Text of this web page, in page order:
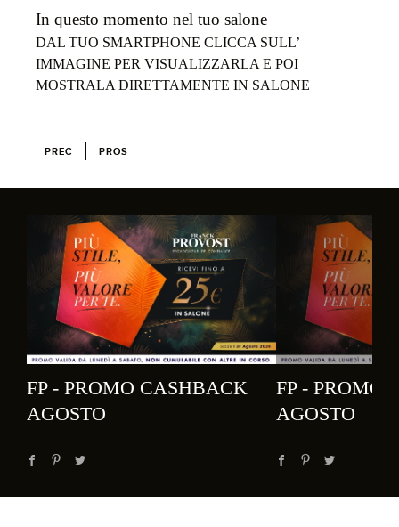
In questo momento nel tuo salone
DAL TUO SMARTPHONE CLICCA SULL’
IMMAGINE PER VISUALIZZARLA E POI
MOSTRALA DIRETTAMENTE IN SALONE
PREC PROS
FP - PROMO CASHBACK
AGOSTO
FP - PROMO
AGOSTO